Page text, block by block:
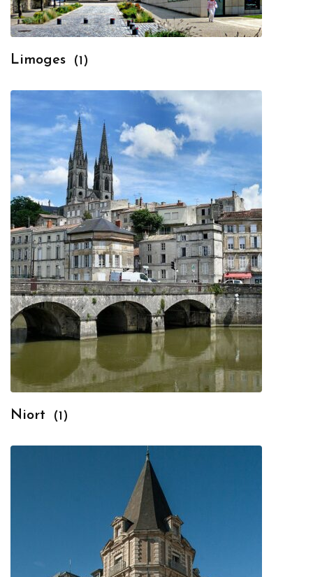
Limoges (1)
Niort (1)